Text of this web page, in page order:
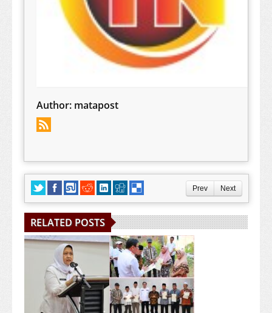
Author: matapost
Prev Next
RELATED POSTS